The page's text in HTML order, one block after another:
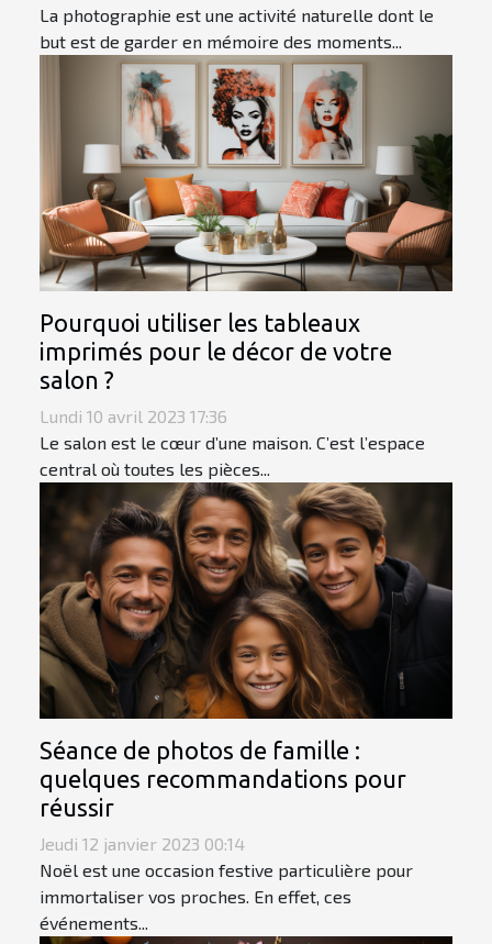
La photographie est une activité naturelle dont le
but est de garder en mémoire des moments...
Pourquoi utiliser les tableaux
imprimés pour le décor de votre
salon ?
Lundi 10 avril 2023 17:36
Le salon est le cœur d’une maison. C’est l’espace
central où toutes les pièces...
Séance de photos de famille :
quelques recommandations pour
réussir
Jeudi 12 janvier 2023 00:14
Noël est une occasion festive particulière pour
immortaliser vos proches. En effet, ces
événements...